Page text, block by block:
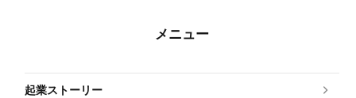
メニュー
起業ストーリー